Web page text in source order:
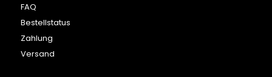
FAQ
Bestellstatus
Zahlung
Versand